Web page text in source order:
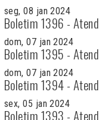
seg, 08 jan 2024
Boletim 1396 -
dom, 07 jan 2024
Boletim 1395 -
dom, 07 jan 2024
Boletim 1394 -
sex, 05 jan 2024
Boletim 1393 -